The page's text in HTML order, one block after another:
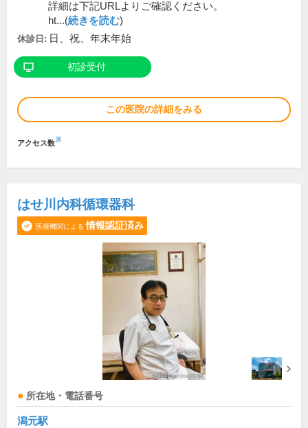
詳細は下記URLよりご確認ください。
ht...(続きを読む)
休診日: 日、祝、年末年始
初診受付
この医院の詳細をみる
アクセス数※
はせ川内科循環器科
医療機関による 情報認証済み
所在地・電話番号
潟元駅